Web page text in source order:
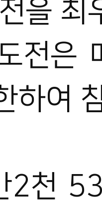
을 최
전은
하여
2천